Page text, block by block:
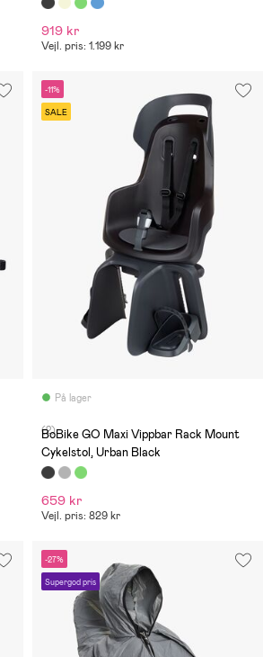
919 kr
Vejl. pris: 1.199 kr
-11%
SALE
På lager
(2)
BoBike GO Maxi Vippbar Rack Mount
Cykelstol, Urban Black
659 kr
Vejl. pris: 829 kr
-27%
Supergod pris